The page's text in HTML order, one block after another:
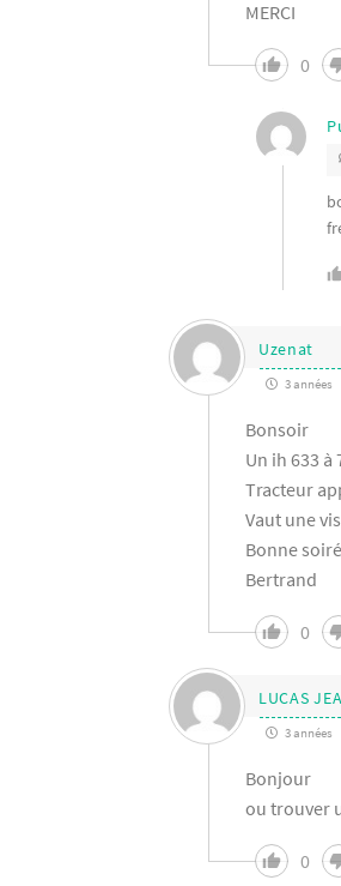
MERCI
0
Uzenat
3 années
Bonsoir
Un ih 633
Tracteur
Vaut une
Bonne
Bertrand
0
LUCAS
3 années
Bonjour
ou trouver
0